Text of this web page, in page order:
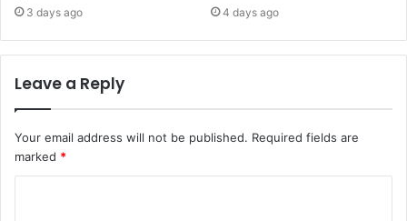
3 days ago 4 days ago
Leave a Reply
Your email address will not be published. Required fields are
marked *